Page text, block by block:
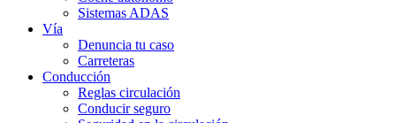
Sistemas ADAS
Vía
Denuncia tu caso
Carreteras
Conducción
Reglas circulación
Conducir seguro